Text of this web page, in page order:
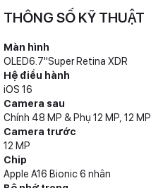
THÔNG SỐ KỸ THUẬT
Màn hình
OLED6.7"Super Retina XDR
Hệ điều hành
iOS 16
Camera sau
Chính 48 MP & Phụ 12 MP, 12 MP
Camera trước
12 MP
Chip
Apple A16 Bionic 6 nhân
Bộ nhớ trong